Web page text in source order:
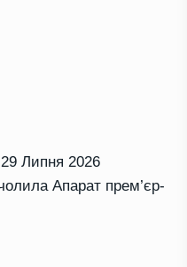
29 Липня 2026
Апарат прем’єр-